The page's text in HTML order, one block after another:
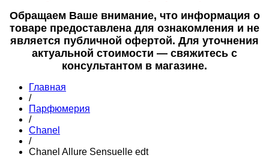
Обращаем Ваше внимание, что информация о
товаре предоставлена для ознакомления и не
является публичной офертой. Для уточнения
актуальной стоимости — свяжитесь с
консультантом в магазине.
Главная
/
Парфюмерия
/
Chanel
/
Chanel Allure Sensuelle edt